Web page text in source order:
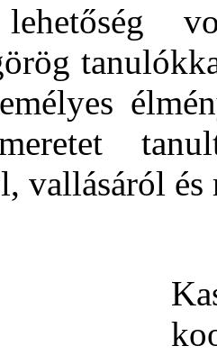
lehetőség
vallásáról és